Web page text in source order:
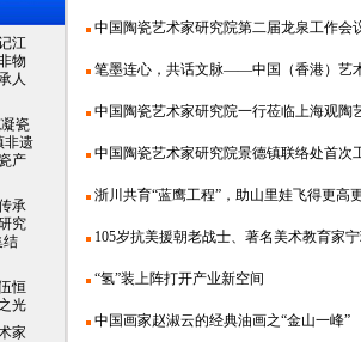
江
物
人
瓷
遗
产
承
究
结
恒
光
家
中国陶瓷艺术家研究院第二届龙泉工作会
笔墨连心，共话文脉——中国（香港）艺
中国陶瓷艺术家研究院一行莅临上海观陶
中国陶瓷艺术家研究院景德镇联络处首次
浙川共育“蓝鹰工程”，助山里娃飞得更高
105岁抗美援朝老战士、著名美术教育家
“氢”装上阵打开产业新空间
中国画家赵淑云的经典油画之“金山一峰”